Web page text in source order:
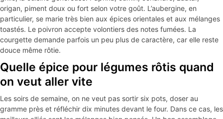
origan, piment doux ou fort selon votre goût. L’aubergine, en
particulier, se marie très bien aux épices orientales et aux mélanges
toastés. Le poivron accepte volontiers des notes fumées. La
courgette demande parfois un peu plus de caractère, car elle reste
douce même rôtie.
Quelle épice pour légumes rôtis quand
on veut aller vite
Les soirs de semaine, on ne veut pas sortir six pots, doser au
gramme près et réfléchir dix minutes devant le four. Dans ce cas, les